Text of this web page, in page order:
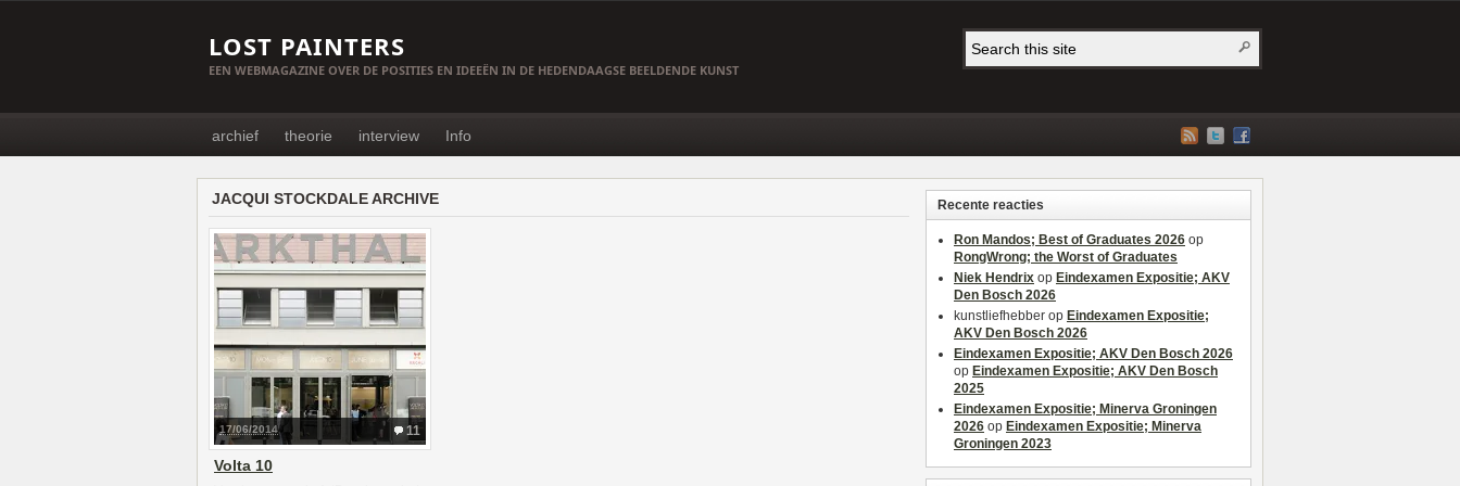
LOST PAINTERS
EEN WEBMAGAZINE OVER DE POSITIES EN IDEEËN IN DE HEDENDAAGSE BEELDENDE KUNST
archief theorie interview Info
JACQUI STOCKDALE ARCHIVE
11
17/06/2014
Volta 10
Recente reacties
Ron Mandos; Best of Graduates 2026 op
RongWrong; the Worst of Graduates
Niek Hendrix op Eindexamen Expositie; AKV
Den Bosch 2026
kunstliefhebber op Eindexamen Expositie;
AKV Den Bosch 2026
Eindexamen Expositie; AKV Den Bosch 2026
op Eindexamen Expositie; AKV Den Bosch
2025
Eindexamen Expositie; Minerva Groningen
2026 op Eindexamen Expositie; Minerva
Groningen 2023